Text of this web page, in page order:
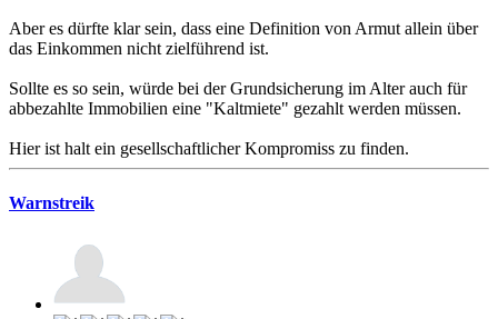
Aber es dürfte klar sein, dass eine Definition von Armut allein über
das Einkommen nicht zielführend ist.
Sollte es so sein, würde bei der Grundsicherung im Alter auch für
abbezahlte Immobilien eine "Kaltmiete" gezahlt werden müssen.
Hier ist halt ein gesellschaftlicher Kompromiss zu finden.
Warnstreik